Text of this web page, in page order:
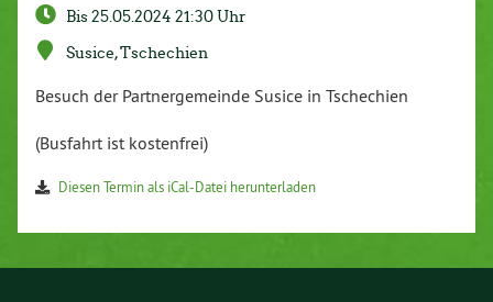
Bis 25.05.2024 21:30 Uhr
Susice, Tschechien
Besuch der Partnergemeinde Susice in Tschechien
(Busfahrt ist kostenfrei)
Diesen Termin als iCal-Datei herunterladen